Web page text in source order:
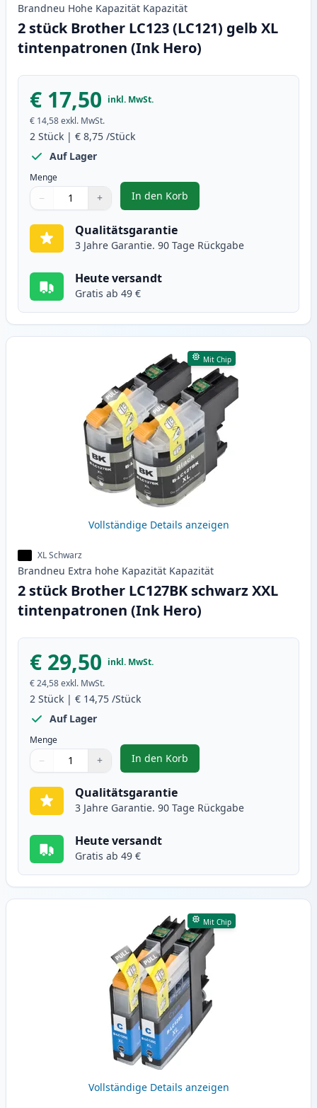
Brandneu Hohe Kapazität Kapazität
2 stück Brother LC123 (LC121) gelb XL
tintenpatronen (Ink Hero)
€ 17,50 inkl. MwSt.
€ 14,58exkl. MwSt.
2 Stück | € 8,75 /Stück
Auf Lager
Menge
Verwenden Sie die Tasten, um anzupassen
− +
1
In den Korb
, 2 stück Brother LC123 (LC121)
Qualitätsgarantie
3 Jahre Garantie. 90 Tage Rückgabe
Heute versandt
Gratis ab 49 €
Mit Chip
Vollständige Details anzeigen
XL Schwarz
Brandneu Extra hohe Kapazität Kapazität
2 stück Brother LC127BK schwarz XXL
tintenpatronen (Ink Hero)
€ 29,50 inkl. MwSt.
€ 24,58exkl. MwSt.
2 Stück | € 14,75 /Stück
Auf Lager
Menge
Verwenden Sie die Tasten, um anzupassen
− +
1
In den Korb
, 2 stück Brother LC127BK
Qualitätsgarantie
3 Jahre Garantie. 90 Tage Rückgabe
Heute versandt
Gratis ab 49 €
Mit Chip
Vollständige Details anzeigen